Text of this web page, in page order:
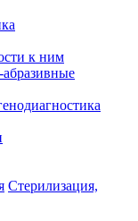
к ним
Стерилизация,